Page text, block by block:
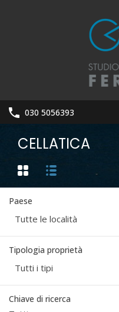
030 5056393
CELLATICA
Paese
Tutte le località
Tipologia proprietà
Tutti i tipi
Chiave di ricerca